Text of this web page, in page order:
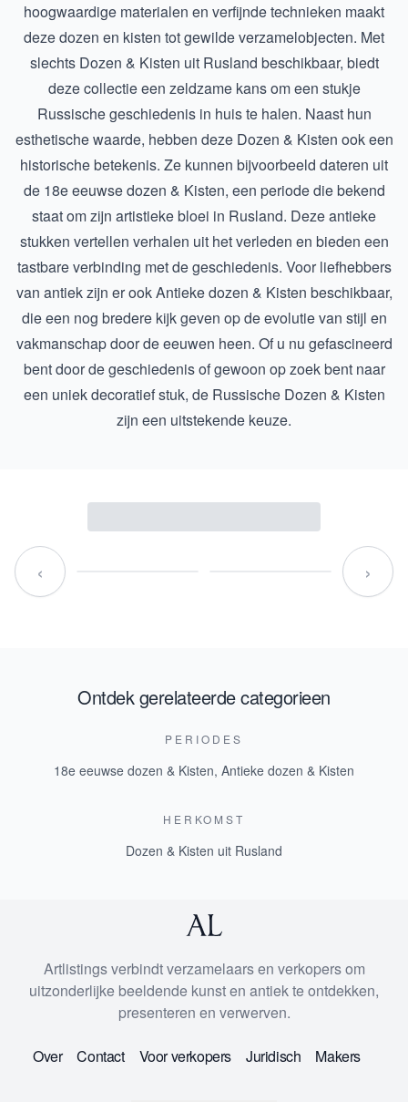
hoogwaardige materialen en verfijnde technieken maakt
deze dozen en kisten tot gewilde verzamelobjecten. Met
slechts Dozen & Kisten uit Rusland beschikbaar, biedt
deze collectie een zeldzame kans om een stukje
Russische geschiedenis in huis te halen. Naast hun
esthetische waarde, hebben deze Dozen & Kisten ook een
historische betekenis. Ze kunnen bijvoorbeeld dateren uit
de 18e eeuwse dozen & Kisten, een periode die bekend
staat om zijn artistieke bloei in Rusland. Deze antieke
stukken vertellen verhalen uit het verleden en bieden een
tastbare verbinding met de geschiedenis. Voor liefhebbers
van antiek zijn er ookAntieke dozen & Kisten beschikbaar,
die een nog bredere kijk geven op de evolutie van stijl en
vakmanschap door de eeuwen heen. Of u nu gefascineerd
bent door de geschiedenis of gewoon op zoek bent naar
een uniek decoratief stuk, de Russische Dozen & Kisten
zijn een uitstekende keuze.
‹ ›
Ontdek gerelateerde categorieen
PERIODES
18e eeuwse dozen & Kisten, Antieke dozen & Kisten
HERKOMST
Dozen & Kisten uit Rusland
Artlistings verbindt verzamelaars en verkopers om
uitzonderlijke beeldende kunst en antiek te ontdekken,
presenteren en verwerven.
Over Contact Voor verkopers Juridisch Makers